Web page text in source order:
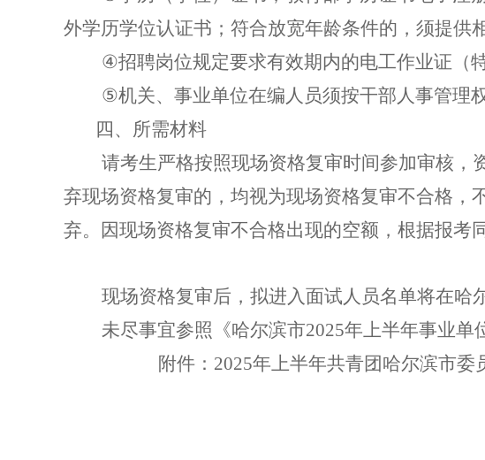
外学历学位认证书；符合放宽年龄条件的，须提供
④招聘岗位规定要求有效期内的电工作业证（
⑤机关、事业单位在编人员须按干部人事管理
四、所需材料
请考生严格按照现场资格复审时间参加审核，
弃现场资格复审的，均视为现场资格复审不合格，
弃。因现场资格复审不合格出现的空额，根据报考
现场资格复审后，拟进入面试人员名单将在哈
未尽事宜参照《哈尔滨市2025年上半年事业单
附件： 2025年上半年共青团哈尔滨市委